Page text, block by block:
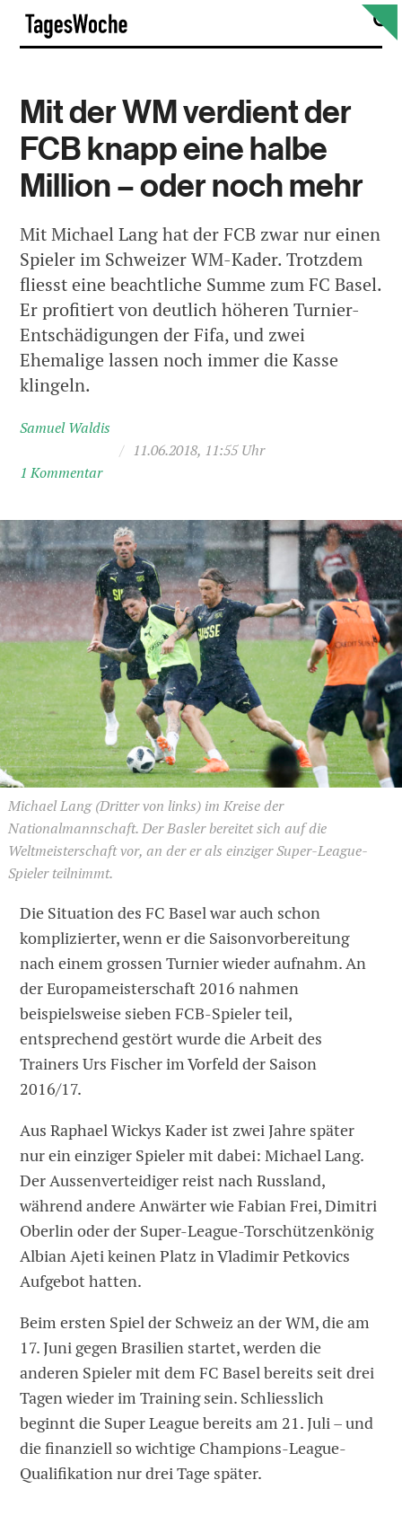
Skip
content
Mit der WM verdient der
FCB knapp eine halbe
Million – oder noch mehr
Mit Michael Lang hat der FCB zwar nur einen
Spieler im Schweizer WM-Kader. Trotzdem
fliesst eine beachtliche Summe zum FC Basel.
Er profitiert von deutlich höheren Turnier-
Entschädigungen der Fifa, und zwei
Ehemalige lassen noch immer die Kasse
klingeln.
Samuel Waldis
/ 11.06.2018, 11:55 Uhr
1 Kommentar
Michael Lang (Dritter von links) im Kreise der
Nationalmannschaft. Der Basler bereitet sich auf die
Weltmeisterschaft vor, an der er als einziger Super-League-
Spieler teilnimmt.
Die Situation des FC Basel war auch schon
komplizierter, wenn er die Saisonvorbereitung
nach einem grossen Turnier wieder aufnahm. An
der Europameisterschaft 2016 nahmen
beispielsweise sieben FCB-Spieler teil,
entsprechend gestört wurde die Arbeit des
Trainers Urs Fischer im Vorfeld der Saison
2016/17.
Aus Raphael Wickys Kader ist zwei Jahre später
nur ein einziger Spieler mit dabei: Michael Lang.
Der Aussenverteidiger reist nach Russland,
während andere Anwärter wie Fabian Frei, Dimitri
Oberlin oder der Super-League-Torschützenkönig
Albian Ajeti keinen Platz in Vladimir Petkovics
Aufgebot hatten.
Beim ersten Spiel der Schweiz an der WM, die am
17. Juni gegen Brasilien startet, werden die
anderen Spieler mit dem FC Basel bereits seit drei
Tagen wieder im Training sein. Schliesslich
beginnt die Super League bereits am 21. Juli – und
die finanziell so wichtige Champions-League-
Qualifikation nur drei Tage später.